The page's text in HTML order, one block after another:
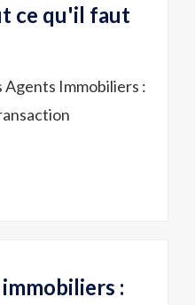
ce qu'il faut
Agents Immobiliers :
: